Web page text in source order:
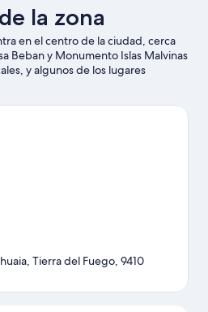
la zona
en el centro de la ciudad, cerca
Beban y Monumento Islas Malvinas
y algunos de los lugares
actividades incluyen Puerto
Échale un vistazo a lo que
Tierra del Fuego, 9410